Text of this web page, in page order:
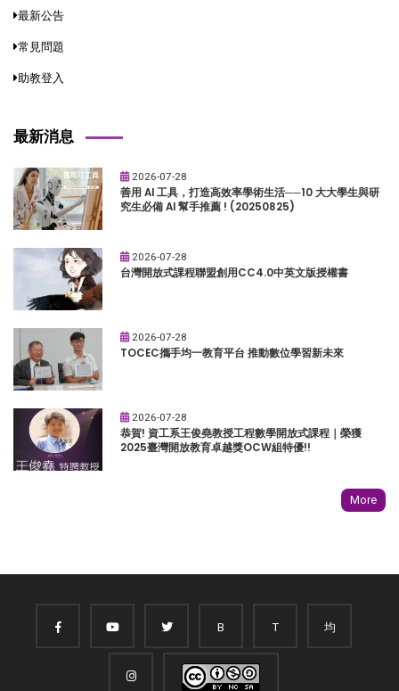
最新公告
常見問題
助教登入
最新消息
2026-07-28
善用 AI 工具，打造高效率學術生活──10 大大學生與研
究生必備 AI 幫手推薦 ! (20250825)
2026-07-28
台灣開放式課程聯盟創用CC4.0中英文版授權書
2026-07-28
TOCEC攜手均一教育平台 推動數位學習新未來
2026-07-28
恭賀! 資工系王俊堯教授工程數學開放式課程｜榮獲
2025臺灣開放教育卓越獎OCW組特優!!
More
B T 均